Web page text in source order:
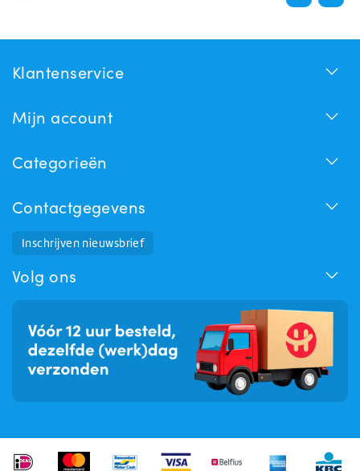
Klantenservice
Mijn account
Categorieën
Contactgegevens
Inschrijven nieuwsbrief
Volg ons